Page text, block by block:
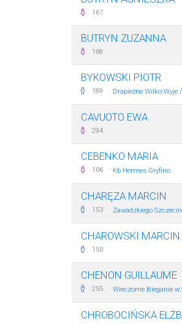
167
BUTRYN ZUZANNA
168
BYKOWSKI PIOTR
189 · Drapieżne Wilko-Wyje /
CAVUOTO EWA
294
CEBENKO MARIA
106 · Kb Hermes Gryfino
CHARĘZA MARCIN
153 · Zawadzkiego Szczecin
CHAROWSKI MARCIN
150
CHENON GUILLAUME
255 · Wieczorne Bieganie w
CHROBOCIŃSKA